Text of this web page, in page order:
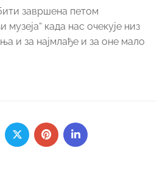
завршена петом
када нас очекује низ
и за најмлађе и за оне мало